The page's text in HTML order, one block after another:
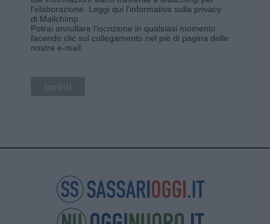
l'elaborazione. Leggi qui l'informativa sulla privacy
di Mailchimp
Potrai annullare l'iscrizione in qualsiasi momento
facendo clic sul collegamento nel piè di pagina delle
nostre e-mail.